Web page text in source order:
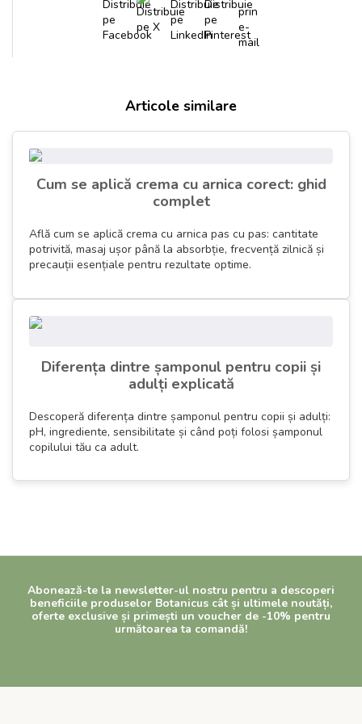
deshidratări severe sau a unor eczeme cronice, este
recomandată o aplicare zilnică timp de
4-8 săptămâni
Articole similare
Cum se aplică crema cu arnica corect: ghid
complet
Află cum se aplică crema cu arnica pas cu pas: cantitate
potrivită, masaj ușor până la absorbție, frecvență zilnică și
precauții esențiale pentru rezultate optime.
Diferența dintre șamponul pentru copii și
adulți explicată
Descoperă diferența dintre șamponul pentru copii și adulți:
pH, ingrediente, sensibilitate și când poți folosi șamponul
copilului tău ca adult.
Abonează-te la newsletter-ul nostru pentru a descoperi
beneficiile produselor Botanicus cât și ultimele noutăți,
oferte exclusive și primești un voucher de -10% pentru
următoarea ta comandă!